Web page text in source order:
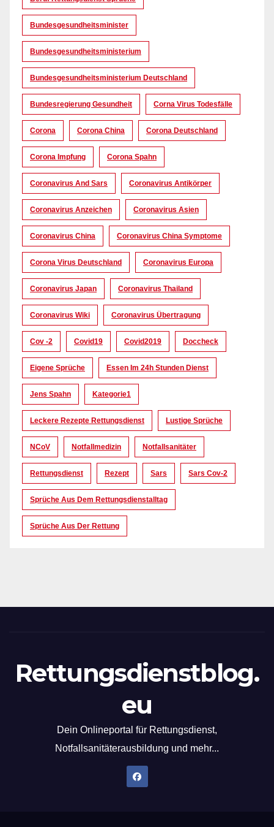
Bundesgesundheitsminister
Bundesgesundheitsministerium
Bundesgesundheitsministerium Deutschland
Bundesregierung Gesundheit Corna Virus Todesfälle
Corona Corona China Corona Deutschland
Corona Impfung Corona Spahn
Coronavirus And Sars Coronavirus Antikörper
Coronavirus Anzeichen Coronavirus Asien
Coronavirus China Coronavirus China Symptome
Corona Virus Deutschland Coronavirus Europa
Coronavirus Japan Coronavirus Thailand
Coronavirus Wiki Coronavirus Übertragung
Cov -2 Covid19 Covid2019 Doccheck
Eigene Sprüche Essen Im 24h Stunden Dienst
Jens Spahn Kategorie1
Leckere Rezepte Rettungsdienst Lustige Sprüche
NCoV Notfallmedizin Notfallsanitäter
Rettungsdienst Rezept Sars Sars Cov-2
Sprüche Aus Dem Rettungsdienstalltag
Sprüche Aus Der Rettung
Rettungsdienstblog.
eu
Dein Onlineportal für Rettungsdienst,
Notfallsanitäterausbildung und mehr...